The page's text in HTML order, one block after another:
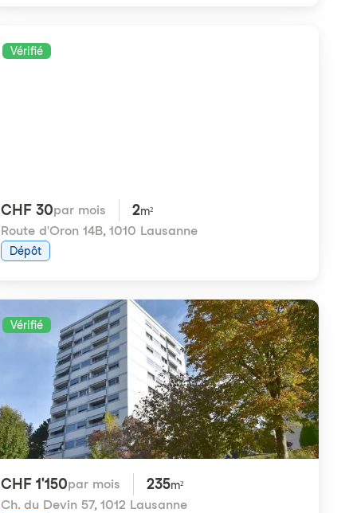
Vérifié
CHF 30par mois 2m²
Route d'Oron 14B, 1010 Lausanne
Dépôt
Vérifié
CHF 1'150par mois 235m²
Ch. du Devin 57, 1012 Lausanne